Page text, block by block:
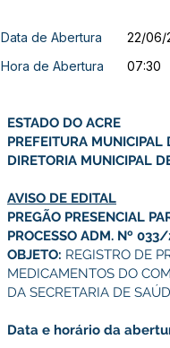
Data de Abertura
22/06/
Hora de Abertura
07:30
ESTADO DO ACRE
PREFEITURA MUNICIPAL
DIRETORIA MUNICIPAL
AVISO DE EDITAL
PREGÃO PRESENCIAL
PROCESSO ADM. Nº
OBJETO: REGISTRO DE
MEDICAMENTOS DO
DA SECRETARIA DE
Data e horário da